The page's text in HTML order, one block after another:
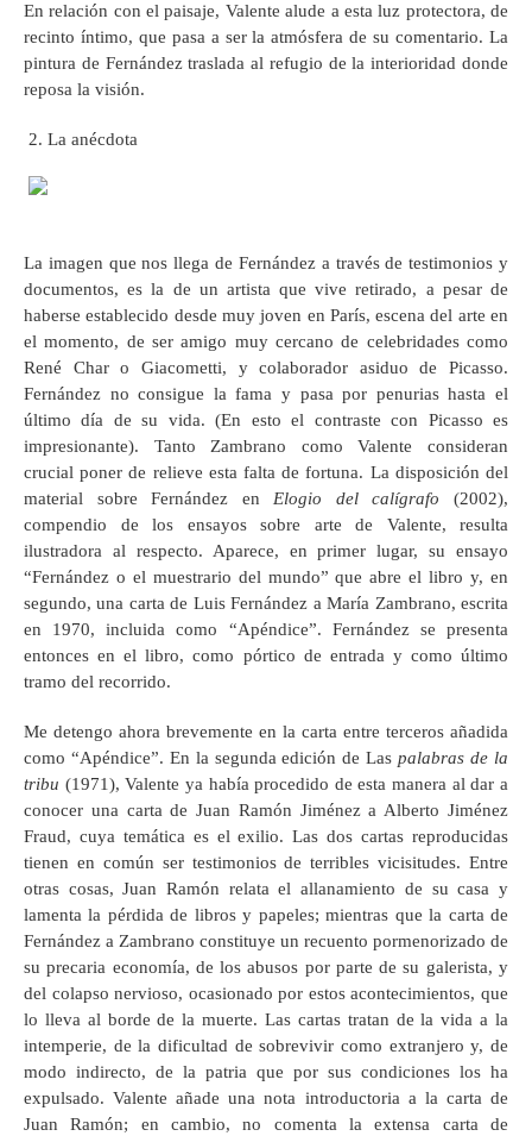
En relación con el paisaje, Valente alude a esta luz protectora, de
recinto íntimo, que pasa a ser la atmósfera de su comentario. La
pintura de Fernández traslada al refugio de la interioridad donde
reposa la visión.
2. La anécdota
La imagen que nos llega de Fernández a través de testimonios y
documentos, es la de un artista que vive retirado, a pesar de
haberse establecido desde muy joven en París, escena del arte en
el momento, de ser amigo muy cercano de celebridades como
René Char o Giacometti, y colaborador asiduo de Picasso.
Fernández no consigue la fama y pasa por penurias hasta el
último día de su vida. (En esto el contraste con Picasso es
impresionante). Tanto Zambrano como Valente consideran
crucial poner de relieve esta falta de fortuna. La disposición del
material sobre Fernández enElogio del calígrafo (2002),
compendio de los ensayos sobre arte de Valente, resulta
ilustradora al respecto. Aparece, en primer lugar, su ensayo
“Fernández o el muestrario del mundo” que abre el libro y, en
segundo, una carta de Luis Fernández a María Zambrano, escrita
en 1970, incluida como “Apéndice”. Fernández se presenta
entonces en el libro, como pórtico de entrada y como último
tramo del recorrido.
Me detengo ahora brevemente en la carta entre terceros añadida
como “Apéndice”. En la segunda edición de Laspalabras de la
tribu (1971), Valente ya había procedido de esta manera al dar a
conocer una carta de Juan Ramón Jiménez a Alberto Jiménez
Fraud, cuya temática es el exilio. Las dos cartas reproducidas
tienen en común ser testimonios de terribles vicisitudes. Entre
otras cosas, Juan Ramón relata el allanamiento de su casa y
lamenta la pérdida de libros y papeles; mientras que la carta de
Fernández a Zambrano constituye un recuento pormenorizado de
su precaria economía, de los abusos por parte de su galerista, y
del colapso nervioso, ocasionado por estos acontecimientos, que
lo lleva al borde de la muerte. Las cartas tratan de la vida a la
intemperie, de la dificultad de sobrevivir como extranjero y, de
modo indirecto, de la patria que por sus condiciones los ha
expulsado. Valente añade una nota introductoria a la carta de
Juan Ramón; en cambio, no comenta la extensa carta de